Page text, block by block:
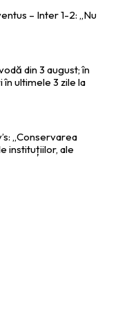
– Inter 1-2: „Nu
din 3 august; în
ultimele 3 zile la
„Conservarea
instituțiilor, ale